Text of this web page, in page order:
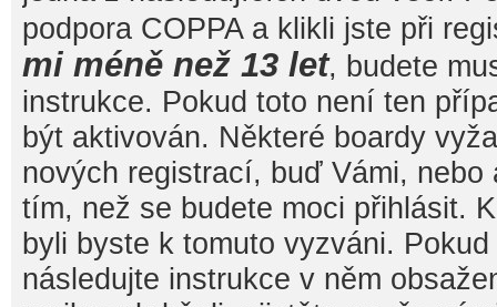
podpora COPPA a klikli jste při
mi méně než 13 let, budete
instrukce. Pokud toto není ten
být aktivován. Některé boardy
nových registrací, buď Vámi, nebo
tím, než se budete moci přihlásit.
byli byste k tomuto vyzváni.
následujte instrukce v něm